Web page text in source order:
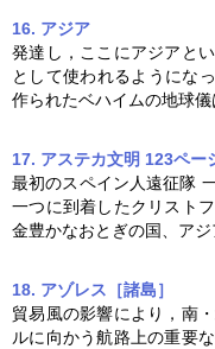
16. アジア
発達し，ここにアジアと
として使われるようにな
作られたベハイムの地球
17. アステカ文明 123ペー
最初のスペイン人遠征隊
一つに到着したクリストフ
金豊かなおとぎの国、アジ
18. アゾレス［諸島］
貿易風の影響により，南
ルに向かう航路上の重要